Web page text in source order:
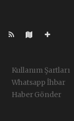
Kullanım Şartları
Whatsapp İhbar
Haber Gönder